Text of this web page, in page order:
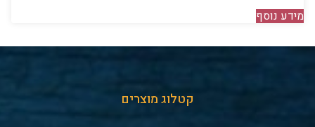
מידע נוסף
קטלוג מוצרים